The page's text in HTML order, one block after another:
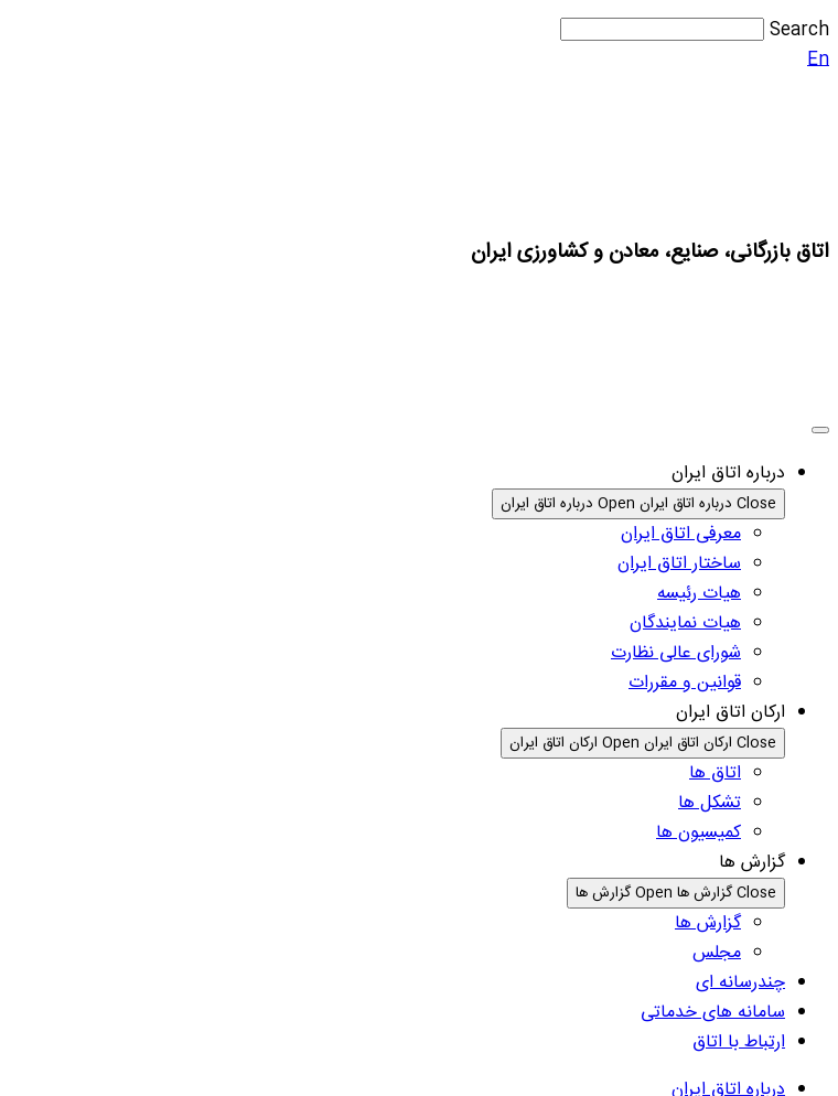
Search
En
اتاق بازرگانی، صنایع، معادن و کشاورزی ایران
درباره اتاق ایران
Close درباره اتاق ایران Open درباره اتاق ایران
معرفی اتاق ایران
ساختار اتاق ایران
هیات رئیسه
هیات نمایندگان
شورای عالی نظارت
قوانین و مقررات
ارکان اتاق ایران
Close ارکان اتاق ایران Open ارکان اتاق ایران
اتاق ها
تشکل ها
کمیسیون ها
گزارش ها
Close گزارش ها Open گزارش ها
گزارش ها
مجلس
چندرسانه ای
سامانه های خدماتی
ارتباط با اتاق
درباره اتاق ایران